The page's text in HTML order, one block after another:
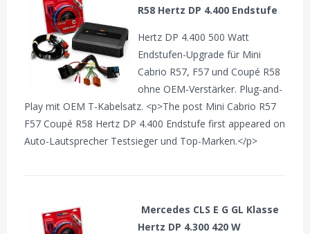
R58 Hertz DP 4.400 Endstufe
Hertz DP 4.400 500 Watt
Endstufen-Upgrade für Mini
Cabrio R57, F57 und Coupé R58
ohne OEM-Verstärker. Plug-and-
Play mit OEM T-Kabelsatz. <p>The post Mini Cabrio R57
F57 Coupé R58 Hertz DP 4.400 Endstufe first appeared on
Auto-Lautsprecher Testsieger und Top-Marken.</p>
Mercedes CLS E G GL Klasse
Hertz DP 4.300 420 W